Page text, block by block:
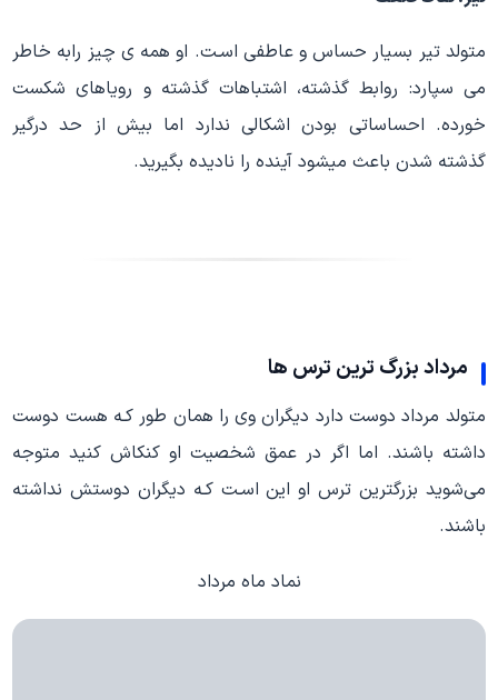
متولد تیر بسیار حساس و عاطفی اسـت. او همه ی چیز رابه خاطر
می سپارد: روابط گذشته، اشتباهات گذشته و رویاهای شکست
خورده. احساساتی بودن اشکالی ندارد اما بیش از حد درگیر
گذشته شدن باعث میشود آینده را نادیده بگیرید.
مرداد بزرگ ترین ترس ها
متولد مرداد دوست دارد دیگران وی را همان طور کـه هست دوست
داشته باشند. اما اگر در عمق شخصیت او کنکاش کنید متوجه
می‌شوید بزرگترین ترس او این اسـت کـه دیگران دوستش نداشته
باشند.
نماد ماه مرداد